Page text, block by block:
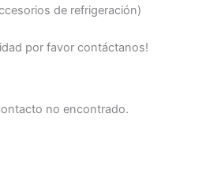
de refrigeración)
por favor contáctanos!
no encontrado.